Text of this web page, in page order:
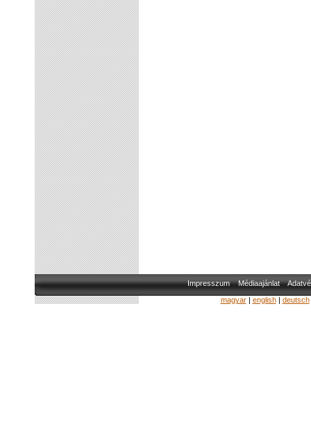
Impresszum Médiaajánlat
magyar| english| deutsch